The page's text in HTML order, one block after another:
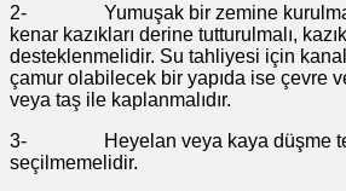
2- Yumuşak bir zemine kurulmak
kenar kazıkları derine tutturulmalı,
desteklenmelidir. Su tahliyesi için
çamur olabilecek bir yapıda ise çevre
veya taş ile kaplanmalıdır.
3- Heyelan veya kaya düşme
seçilmemelidir.